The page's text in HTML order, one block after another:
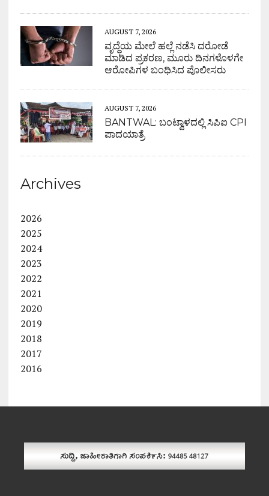
AUGUST 7, 2026
ವೃದ್ಧೆಯ ಮೇಲೆ ಹಲ್ಲೆ ನಡೆಸಿ ದರೋಡೆ
ಮಾಡಿದ ಪ್ರಕರಣ, ಮೂರು ದಿನಗಳೊಳಗೇ
ಆರೋಪಿಗಳ ಬಂಧಿಸಿದ ಪೊಲೀಸರು
AUGUST 7, 2026
BANTWAL: ಬಂಟ್ವಾಳದಲ್ಲಿ ಸಿಪಿಐ CPI
ಪಾದಯಾತ್ರೆ
Archives
2026
2025
2024
2023
2022
2021
2020
2019
2018
2017
2016